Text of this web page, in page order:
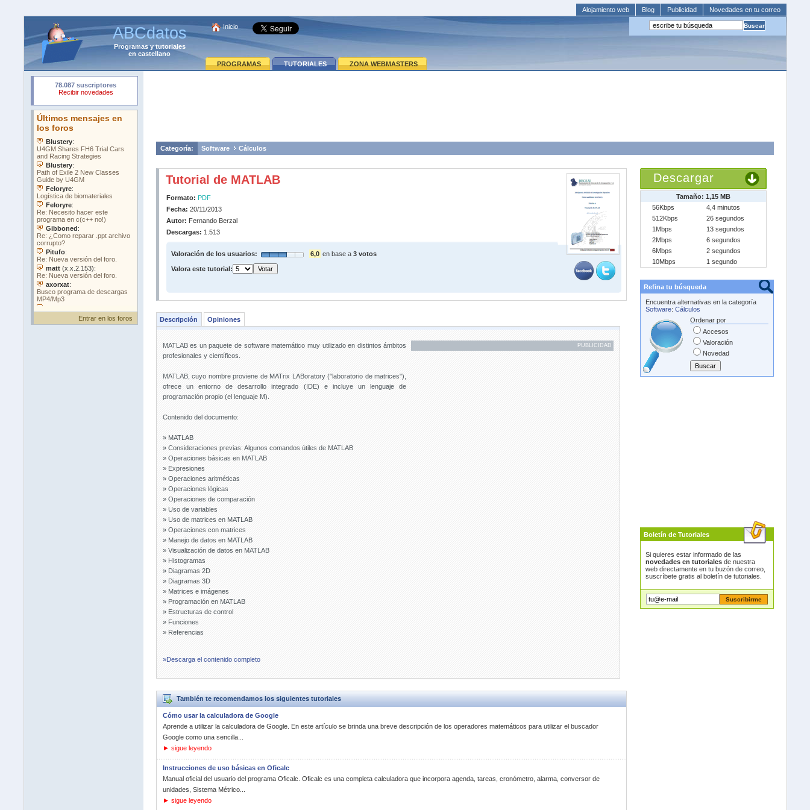
Alojamiento web Blog Publicidad Novedades en tu correo
ABCdatos
Programasytutoriales
en castellano
Inicio
PROGRAMAS TUTORIALES ZONA WEBMASTERS
Entrar en los foros
Categoría: Software Cálculos
Tutorial de MATLAB
Formato: PDF
Fecha: 20/11/2013
Autor: Fernando Berzal
Descargas: 1.513
Valoración de los usuarios: 6,0 en base a 3 votos
Valora este tutorial:
Descripción Opiniones
PUBLICIDAD
MATLAB es un paquete de software matemático muy utilizado en distintos ámbitos
profesionales y científicos.
MATLAB, cuyo nombre proviene de MATrix LABoratory ("laboratorio de matrices"),
ofrece un entorno de desarrollo integrado (IDE) e incluye un lenguaje de
programación propio (el lenguaje M).
Contenido del documento:
» MATLAB
» Consideraciones previas: Algunos comandos útiles de MATLAB
» Operaciones básicas en MATLAB
» Expresiones
» Operaciones aritméticas
» Operaciones lógicas
» Operaciones de comparación
» Uso de variables
» Uso de matrices en MATLAB
» Operaciones con matrices
» Manejo de datos en MATLAB
» Visualización de datos en MATLAB
» Histogramas
» Diagramas 2D
» Diagramas 3D
» Matrices e imágenes
» Programación en MATLAB
» Estructuras de control
» Funciones
» Referencias
»Descarga el contenido completo
También te recomendamos los siguientes tutoriales
Cómo usar la calculadora de Google
Aprende a utilizar la calculadora de Google. En este artículo se brinda una breve descripción de los operadores matemáticos para utilizar el buscador
Google como una sencilla...
► sigue leyendo
Instrucciones de uso básicas en Oficalc
Manual oficial del usuario del programa Oficalc. Oficalc es una completa calculadora que incorpora agenda, tareas, cronómetro, alarma, conversor de
unidades, Sistema Métrico...
► sigue leyendo
Descargar
Tamaño: 1,15 MB
56Kbps
4,4 minutos
512Kbps
26 segundos
1Mbps
13 segundos
2Mbps
6 segundos
6Mbps
2 segundos
10Mbps
1 segundo
Refina tu búsqueda
Encuentra alternativas en la categoría
Software: Cálculos
Ordenar por
Accesos
Valoración
Novedad
Boletín de Tutoriales
Si quieres estar informado de las
novedades en tutorialesde nuestra
web directamente en tu buzón de correo,
suscríbete gratis al boletín de tutoriales.